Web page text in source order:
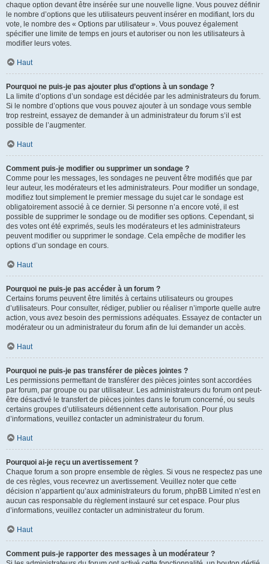
chaque option devant être insérée sur une nouvelle ligne. Vous pouvez définir
le nombre d’options que les utilisateurs peuvent insérer en modifiant, lors du
vote, le nombre des « Options par utilisateur ». Vous pouvez également
spécifier une limite de temps en jours et autoriser ou non les utilisateurs à
modifier leurs votes.
Haut
Pourquoi ne puis-je pas ajouter plus d’options à un sondage ?
La limite d’options d’un sondage est décidée par les administrateurs du forum.
Si le nombre d’options que vous pouvez ajouter à un sondage vous semble
trop restreint, essayez de demander à un administrateur du forum s’il est
possible de l’augmenter.
Haut
Comment puis-je modifier ou supprimer un sondage ?
Comme pour les messages, les sondages ne peuvent être modifiés que par
leur auteur, les modérateurs et les administrateurs. Pour modifier un sondage,
modifiez tout simplement le premier message du sujet car le sondage est
obligatoirement associé à ce dernier. Si personne n’a encore voté, il est
possible de supprimer le sondage ou de modifier ses options. Cependant, si
des votes ont été exprimés, seuls les modérateurs et les administrateurs
peuvent modifier ou supprimer le sondage. Cela empêche de modifier les
options d’un sondage en cours.
Haut
Pourquoi ne puis-je pas accéder à un forum ?
Certains forums peuvent être limités à certains utilisateurs ou groupes
d’utilisateurs. Pour consulter, rédiger, publier ou réaliser n’importe quelle autre
action, vous avez besoin des permissions adéquates. Essayez de contacter un
modérateur ou un administrateur du forum afin de lui demander un accès.
Haut
Pourquoi ne puis-je pas transférer de pièces jointes ?
Les permissions permettant de transférer des pièces jointes sont accordées
par forum, par groupe ou par utilisateur. Les administrateurs du forum ont peut-
être désactivé le transfert de pièces jointes dans le forum concerné, ou seuls
certains groupes d’utilisateurs détiennent cette autorisation. Pour plus
d’informations, veuillez contacter un administrateur du forum.
Haut
Pourquoi ai-je reçu un avertissement ?
Chaque forum a son propre ensemble de règles. Si vous ne respectez pas une
de ces règles, vous recevrez un avertissement. Veuillez noter que cette
décision n’appartient qu’aux administrateurs du forum, phpBB Limited n’est en
aucun cas responsable du règlement instauré sur cet espace. Pour plus
d’informations, veuillez contacter un administrateur du forum.
Haut
Comment puis-je rapporter des messages à un modérateur ?